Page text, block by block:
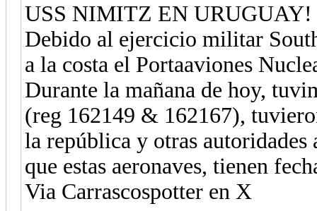
USS NIMITZ EN URUGUAY!
Debido al ejercicio militar
a la costa el Portaaviones
Durante la mañana de hoy,
(reg 162149 & 162167),
la república y otras
que estas aeronaves, tienen
Via Carrascospotter en X